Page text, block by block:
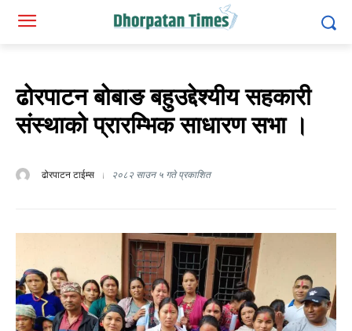
ढोरपाटन बोबाङ बहुउद्देश्यीय सहकारी
संस्थाको प्रारम्भिक साधारण सभा ।
ढोरपाटन टाईम्स २०८२ साउन ५ गते प्रकाशित